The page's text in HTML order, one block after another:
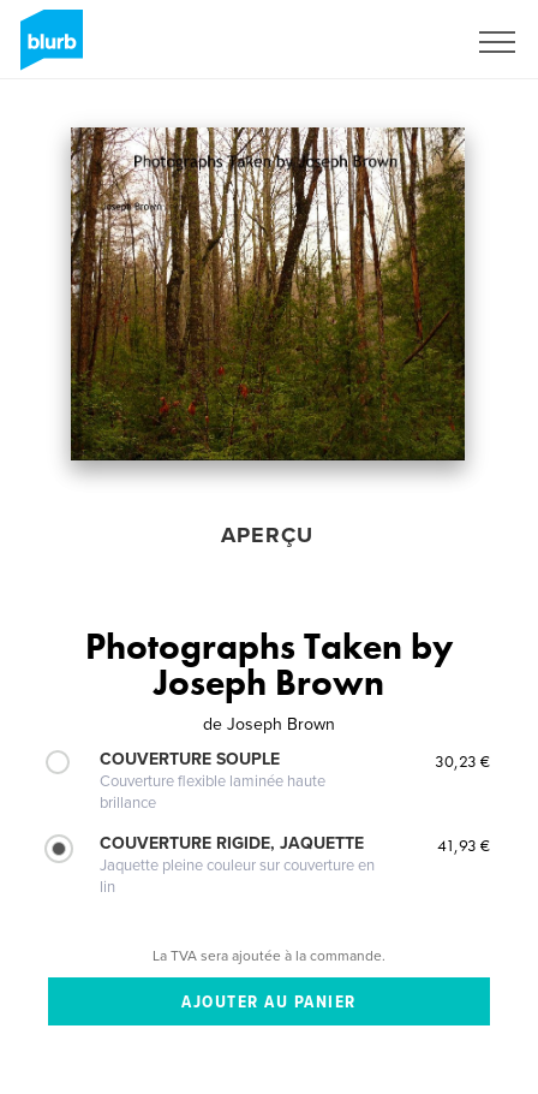
APERÇU
Photographs Taken by
Joseph Brown
de Joseph Brown
COUVERTURE SOUPLE
Couverture flexible laminée haute
brillance
30,23 €
COUVERTURE RIGIDE, JAQUETTE
Jaquette pleine couleur sur couverture en
lin
41,93 €
La TVA sera ajoutée à la commande.